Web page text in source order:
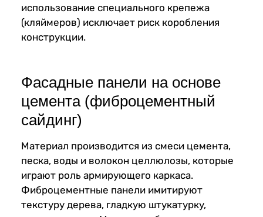
использование специального крепежа
(кляймеров) исключает риск коробления
конструкции.
Фасадные панели на основе
цемента (фиброцементный
сайдинг)
Материал производится из смеси цемента,
песка, воды и волокон целлюлозы, которые
играют роль армирующего каркаса.
Фиброцементные панели имитируют
текстуру дерева, гладкую штукатурку,